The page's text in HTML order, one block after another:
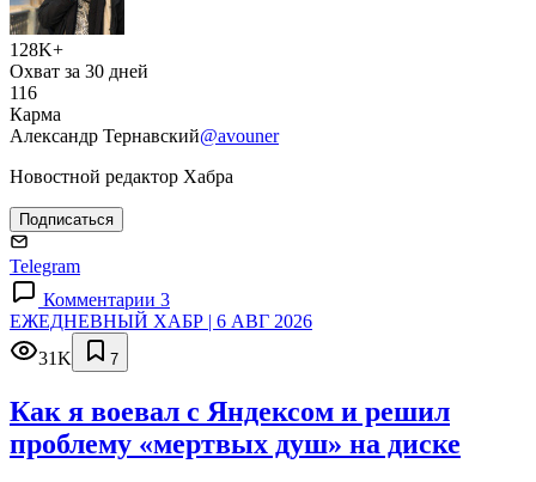
128K+
Охват за 30 дней
116
Карма
Александр Тернавский@avouner
Новостной редактор Хабра
Подписаться
Telegram
Комментарии 3
ЕЖЕДНЕВНЫЙ ХАБР | 6 АВГ 2026
31K
7
Как я воевал с Яндексом и решил
проблему «мертвых душ» на диске